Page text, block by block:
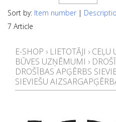
Sort by: Item number |
7 Article
E-SHOP › LIETOTĀJI › CEĻU
BŪVES UZŅĒMUMI ›
DROŠĪBAS APĢĒRBS
SIEVIEŠU